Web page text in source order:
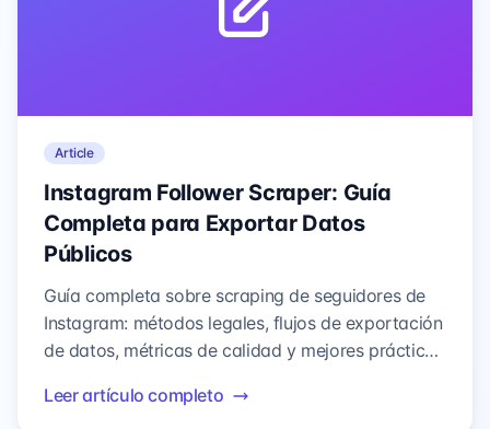
Article
Instagram Follower Scraper: Guía
Completa para Exportar Datos
Públicos
Guía completa sobre scraping de seguidores de
Instagram: métodos legales, flujos de exportación
de datos, métricas de calidad y mejores prácticas
Leer artículo completo